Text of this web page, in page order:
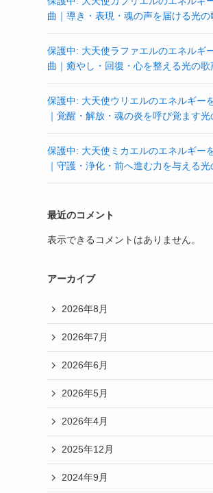
曲｜導き・表現・魂の声を届ける光の
保護中: 大天使ラファエルのエネルギ
曲｜癒やし・回復・心を整える光の歌
保護中: 大天使ウリエルのエネルギー
｜覚醒・解放・魂の炎を呼び覚ます
保護中: 大天使ミカエルのエネルギー
｜守護・浄化・前へ進む力を与える
最近のコメント
表示できるコメントはありません。
アーカイブ
2026年8月
2026年7月
2026年6月
2026年5月
2026年4月
2025年12月
2024年9月